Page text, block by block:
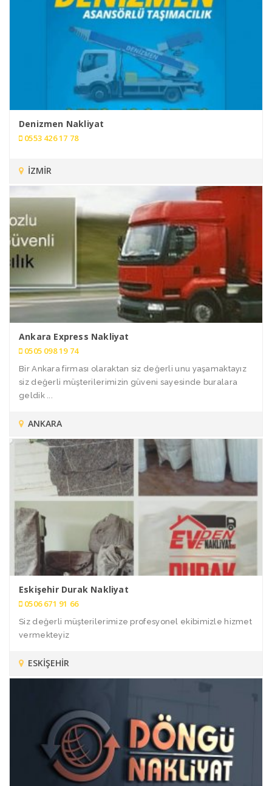
Denizmen Nakliyat
0553 426 17 78
İZMİR
Ankara Express Nakliyat
0505 098 19 74
Bir Ankara firması olaraktan siz değerli unu yaşamaktayız
siz değerli müşterilerimizin güveni sayesinde buralara
geldik ...
ANKARA
Eskişehir Durak Nakliyat
0506 671 91 66
Siz değerli müşterilerimize profesyonel ekibimizle hizmet
vermekteyiz
ESKİŞEHİR